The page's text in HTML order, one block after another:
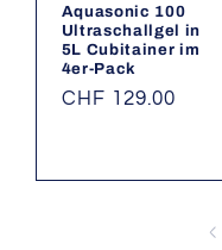
Aquasonic 100
Ultraschallgel in
5L Cubitainer im
4er-Pack
Normaler
CHF 129.00